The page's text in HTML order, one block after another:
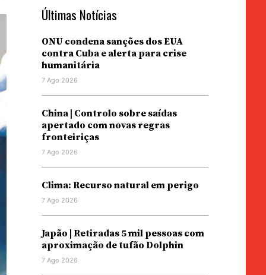
Últimas Notícias
ONU condena sanções dos EUA
contra Cuba e alerta para crise
humanitária
7 Ago 2026
China | Controlo sobre saídas
apertado com novas regras
fronteiriças
7 Ago 2026
Clima: Recurso natural em perigo
7 Ago 2026
Japão | Retiradas 5 mil pessoas com
aproximação de tufão Dolphin
7 Ago 2026